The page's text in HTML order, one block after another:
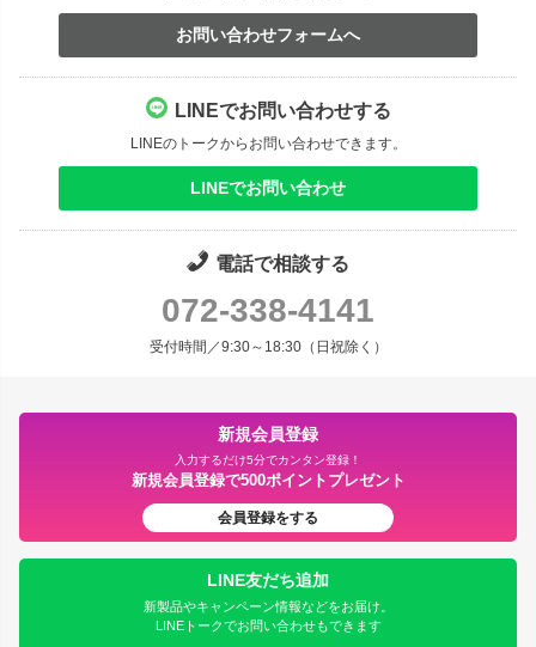
お問い合わせフォームへ
LINEでお問い合わせする
LINEのトークからお問い合わせできます。
LINEでお問い合わせ
電話で相談する
072-338-4141
受付時間／9:30～18:30（日祝除く）
新規会員登録
入力するだけ5分でカンタン登録！
新規会員登録で500ポイントプレゼント
会員登録をする
LINE友だち追加
新製品やキャンペーン情報などをお届け。
LINEトークでお問い合わせもできます